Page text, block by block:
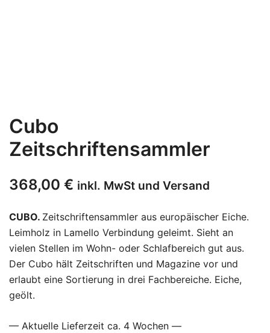
Cubo
Zeitschriftensammler
368,00 € inkl. MwSt und Versand
CUBO. Zeitschriftensammler aus europäischer Eiche.
Leimholz in Lamello Verbindung geleimt. Sieht an
vielen Stellen im Wohn- oder Schlafbereich gut aus.
Der Cubo hält Zeitschriften und Magazine vor und
erlaubt eine Sortierung in drei Fachbereiche. Eiche,
geölt.
— Aktuelle Lieferzeit ca. 4 Wochen —